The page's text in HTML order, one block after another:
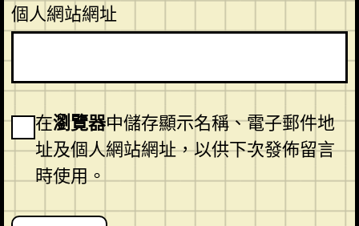
個人網站網址
在瀏覽器中儲存顯示名稱、電子郵件地
址及個人網站網址，以供下次發佈留言
時使用。